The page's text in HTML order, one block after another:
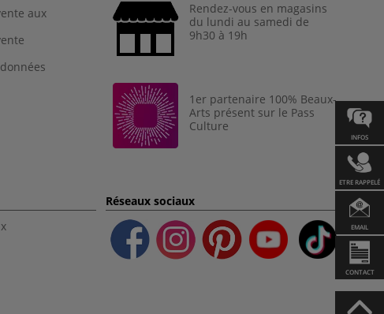
INFOS
ETRE RAPPELÉ
EMAIL
CONTACT
aux
e
Rendez-vous en magasins
du lundi au samedi de
9h30 à 19h
1er partenaire 100% Beaux-
Arts présent sur le Pass
Culture
Réseaux sociaux